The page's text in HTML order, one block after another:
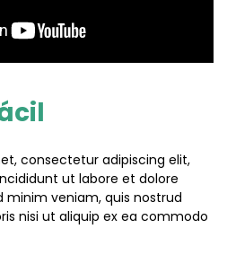
consectetur adipiscing elit,
ut labore et dolore
minim veniam, quis nostrud
nisi ut aliquip ex ea commodo